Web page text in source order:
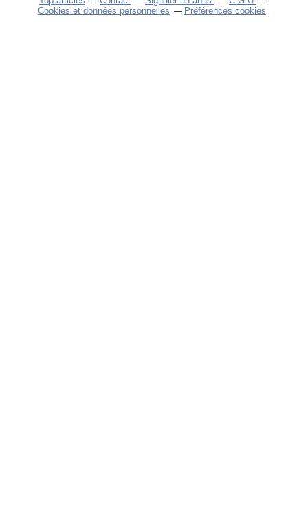
Cookies et données personnelles
Préférences cookies